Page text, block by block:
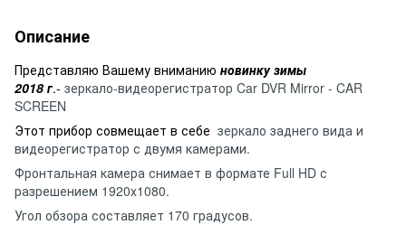
Описание
Представляю Вашему вниманию новинку зимы
2018 г.- зеркало-видеорегистратор Car DVR Mirror - CAR
SCREEN
Этот прибор совмещает в себе зеркало заднего вида и
видеорегистратор с двумя камерами.
Фронтальная камера снимает в формате Full HD с
разрешением 1920x1080.
Угол обзора составляет 170 градусов.